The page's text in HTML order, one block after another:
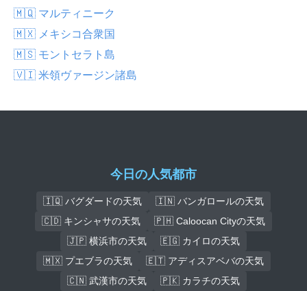
🇲🇶 マルティニーク
🇲🇽 メキシコ合衆国
🇲🇸 モントセラト島
🇻🇮 米領ヴァージン諸島
今日の人気都市
🇮🇶 バグダードの天気
🇮🇳 バンガロールの天気
🇨🇩 キンシャサの天気
🇵🇭 Caloocan Cityの天気
🇯🇵 横浜市の天気
🇪🇬 カイロの天気
🇲🇽 プエブラの天気
🇪🇹 アディスアベバの天気
🇨🇳 武漢市の天気
🇵🇰 カラチの天気